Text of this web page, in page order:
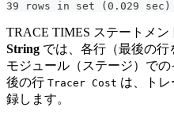
39 rows in set (0.029 sec)
TRACE TIMES ステートメン
String では、各行（最後の
モジュール（ステージ）で
後の行 Tracer Cost は、ト
録します。